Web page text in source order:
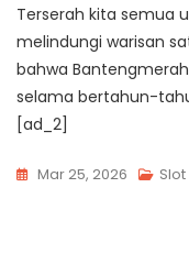
Terserah kita semua
melindungi warisan
bahwa
selama bertahun-
[ad_2]
Mar 25, 2026